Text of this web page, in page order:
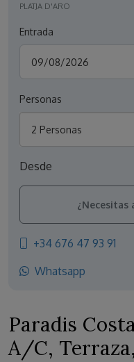
Paradis
A/C,
PLATJA D'ARO
Entrada
Personas
2 Personas
Desde
¿Necesitas
+34 676 47 93 91
Whatsapp